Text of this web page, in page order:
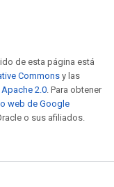
de esta página está
Commons y las
Apache 2.0. Para obtener
web de Google
o sus afiliados.